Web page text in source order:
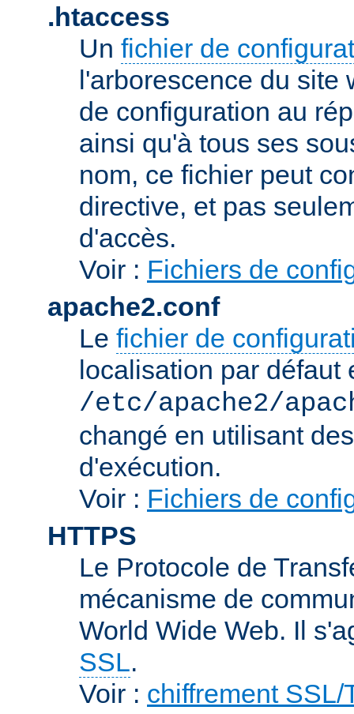
.htaccess
Un fichier de
l'arborescence du
de configuration au
ainsi qu'à tous ses
nom, ce fichier peut
directive, et pas
d'accès.
Voir : Fichiers de
apache2.conf
Le fichier de
localisation par défaut
/etc/apache2/
changé en utilisant
d'exécution.
Voir : Fichiers de
HTTPS
Le Protocole de
mécanisme de
World Wide Web. Il
SSL.
Voir : chiffrement SSL/